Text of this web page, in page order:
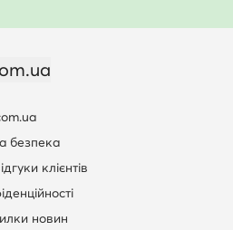
безпека
клієнтів
новин